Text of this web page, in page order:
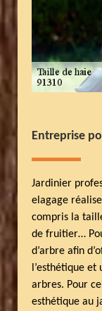
Entreprise
Jardinier
elagage
compris la
de fruitier…
d’arbre afin
l’esthétique
arbres. Pour
esthétique au